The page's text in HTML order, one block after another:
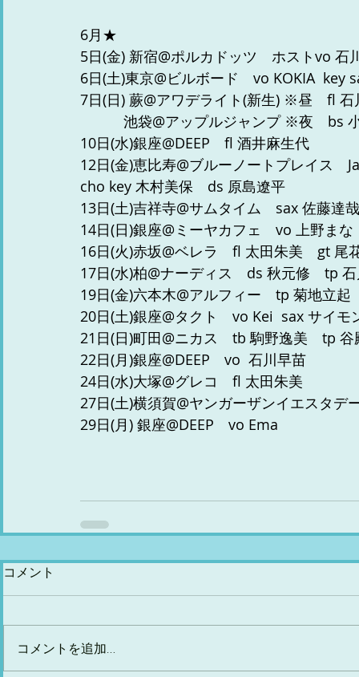
6月★
5日(金) 新宿@ポルカドッツ　ホストvo 石
6日(土)東京@ビルボード　vo KOKIA  key
7日(日) 蕨@アワデライト(新生) ※昼　fl
池袋@アップルジャンプ ※夜　bs 小
10日(水)銀座@DEEP　fl 酒井麻生代
​12日(金)恵比寿@ブルーノートプレイス
cho key 木村美保　ds 原島遼平
13日(土)吉祥寺@サムタイム　sax 佐藤達哉
14日(日)銀座@ミーヤカフェ　vo 上野まな
16日(火)赤坂@ベレラ　fl 太田朱美　gt 尾
17日(水)柏@ナーディス　ds 秋元修　tp
19日(金)六本木@アルフィー　tp 菊地立
20日(土)銀座@タクト　vo Kei  sax サイ
21日(日)町田@ニカス　tb 駒野逸美　tp
22日(月)銀座@DEEP　vo  石川早苗
24日(水)大塚@グレコ　fl 太田朱美
27日(土)横須賀@ヤンガーザンイエスタ
29日(月) 銀座@DEEP　vo Ema
コメント
コメントを追加…